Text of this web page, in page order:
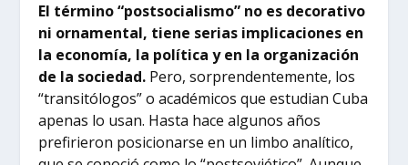
El término “postsocialismo” no es decorativo
ni ornamental, tiene serias implicaciones en
la economía, la política y en la organización
de la sociedad. Pero, sorprendentemente, los
“transitólogos” o académicos que estudian Cuba
apenas lo usan. Hasta hace algunos años
prefirieron posicionarse en un limbo analítico,